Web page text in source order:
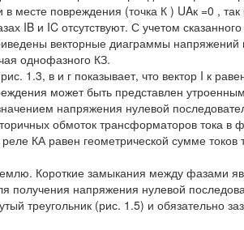
повреждения (точка К ) UAк =0 , так
IB и IC отсутствуют. С учетом
векторные диаграммы напряжений
однофазного КЗ.
1.3, в и г показывает, что вектор I к
может быть представлен утроенным
напряжения нулевой
обмоток трансформаторов тока в
КА равен геометрической сумме токов
Короткие замыкания между фазами
получения напряжения нулевой
треугольник (рис. 1.5) и обязательно